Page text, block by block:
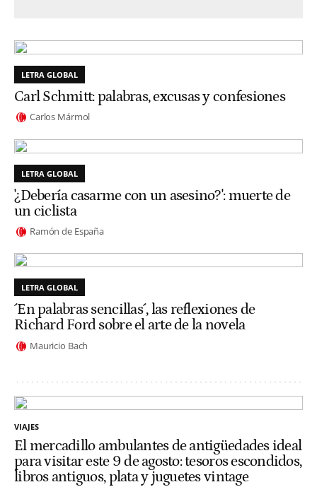
LETRA GLOBAL
Carl Schmitt: palabras, excusas y confesiones
Carlos Mármol
LETRA GLOBAL
'¿Debería casarme con un asesino?': muerte de
un ciclista
Ramón de España
LETRA GLOBAL
´En palabras sencillas´, las reflexiones de
Richard Ford sobre el arte de la novela
Mauricio Bach
VIAJES
El mercadillo ambulantes de antigüedades ideal
para visitar este 9 de agosto: tesoros escondidos,
libros antiguos, plata y juguetes vintage